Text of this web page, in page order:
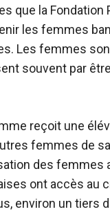
que la
les femmes
Les femmes
souvent par
reçoit une
femmes de
des femmes
ont accès au
environ un tiers